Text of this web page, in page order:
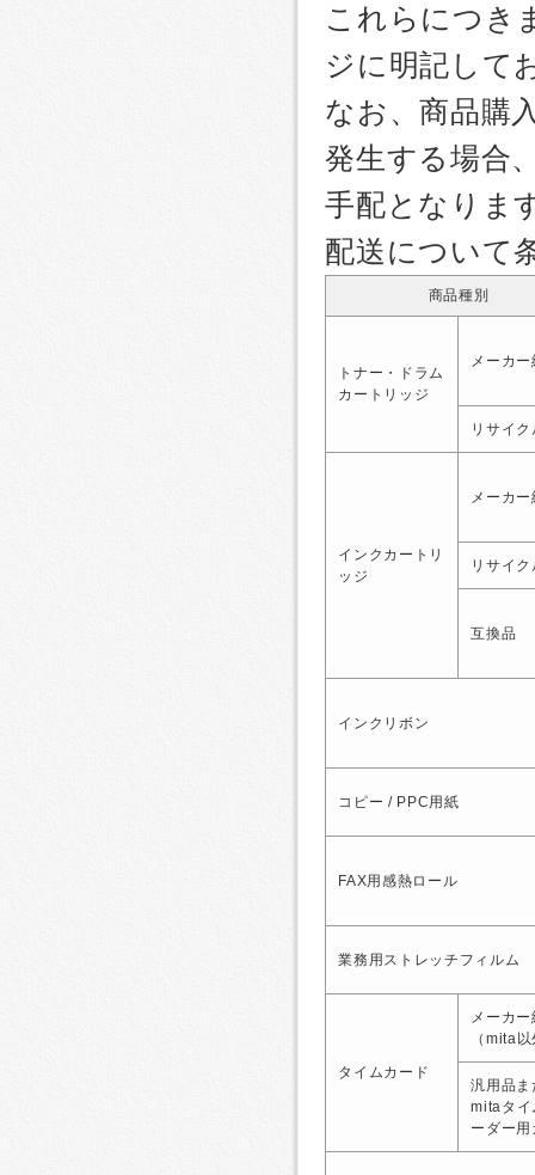
これらにつき
ジに明記して
なお、商品購
発生する場合
手配となりま
配送について
商品種別
トナー・ドラム
カートリッジ
メーカ
リサイ
インクカートリ
ッジ
メーカ
リサイ
互換品
インクリボン
コピー / PPC用紙
FAX用感熱ロール
業務用ストレッチフィルム
タイムカード
メーカ
（mita
汎用品ま
mitaタイ
ーダー